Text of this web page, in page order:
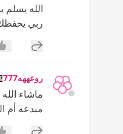
الله
ربي
إضافة رد
روعههه🇸🇦777
ماشاء الله
مبدعه أم
إضافة رد